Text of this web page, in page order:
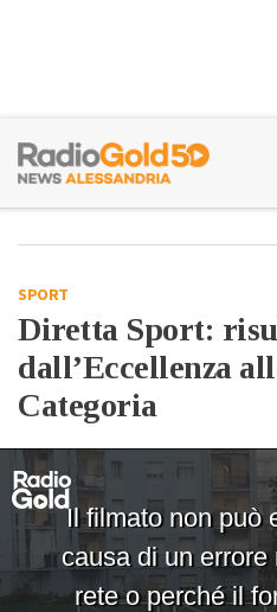
SPORT
Diretta Sport:
dall’Eccellenza
Categoria